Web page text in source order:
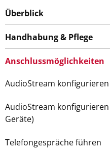
Überblick
Handhabung & Pflege
Anschlussmöglichkeiten
AudioStream
AudioStream
Geräte)
Telefongespräche führen